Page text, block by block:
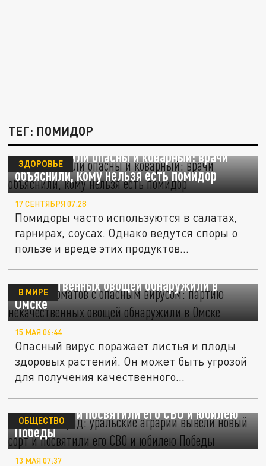
ТЕГ: ПОМИДОР
Полезный или опасны и коварный: врачи
объяснили, кому нельзя есть помидор
ЗДОРОВЬЕ
17 СЕНТЯБРЯ 07:28
Помидоры часто используются в салатах,
гарнирах, соусах. Однако ведутся споры о
пользе и вреде этих продуктов...
Тонны томатов с опасным вирусом: партию
некачественных овощей обнаружили в
Омске
В МИРЕ
15 МАЯ 06:44
Опасный вирус поражает листья и плоды
здоровых растений. Он может быть угрозой
для получения качественного...
Томат "Снаряд": уральские аграрии вывели
новый сорт и посвятили его СВО и юбилею
Победы
ОБЩЕСТВО
13 МАЯ 07:37